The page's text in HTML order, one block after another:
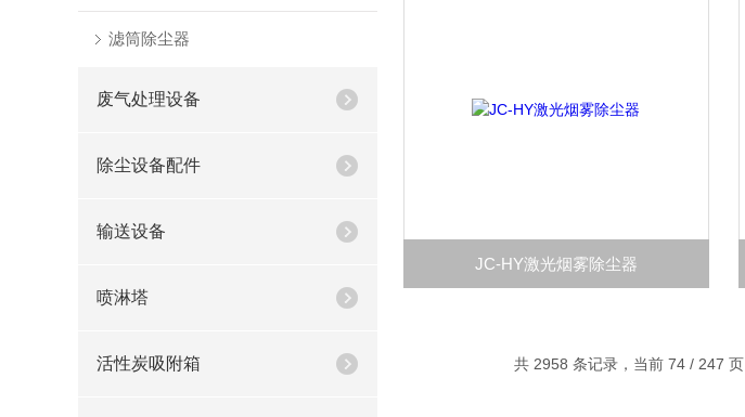
滤筒除尘器
废气处理设备
除尘设备配件
输送设备
喷淋塔
活性炭吸附箱
JC-HY激光烟雾除尘器
共 2958 条记录，当前 74 / 247 页